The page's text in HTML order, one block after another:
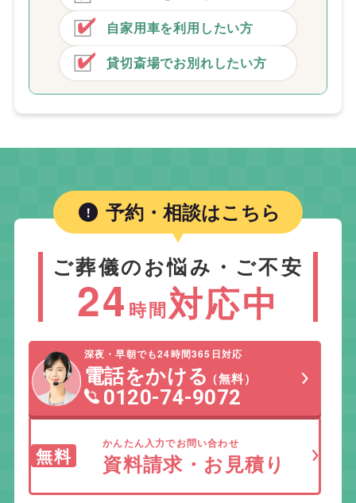
自家用車を利用したい方
貸切斎場でお別れしたい方
予約・相談はこちら
ご葬儀のお悩み・ご不安
24 時間対応中
深夜・早朝でも24時間365日対応
電話をかける（無料）
0120-74-9072
無料
かんたん入力でお問い合わせ
資料請求・お見積り